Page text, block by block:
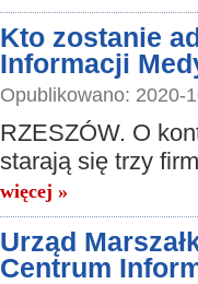
Kto zostanie
Informacji
Opublikowano: 2020-
RZESZÓW. O
starają się trzy
więcej »
Urząd
Centrum